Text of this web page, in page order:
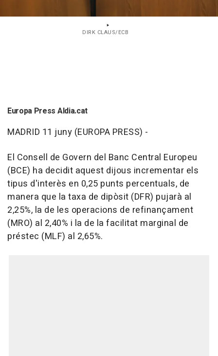
DIRK CLAUS/ECB
Europa Press Aldia.cat
MADRID 11 juny (EUROPA PRESS) -
El Consell de Govern del Banc Central Europeu
(BCE) ha decidit aquest dijous incrementar els
tipus d'interès en 0,25 punts percentuals, de
manera que la taxa de dipòsit (DFR) pujarà al
2,25%, la de les operacions de refinançament
(MRO) al 2,40% i la de la facilitat marginal de
préstec (MLF) al 2,65%.